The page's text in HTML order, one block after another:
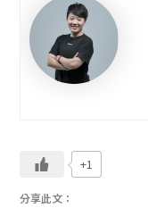
+1
分享此文：